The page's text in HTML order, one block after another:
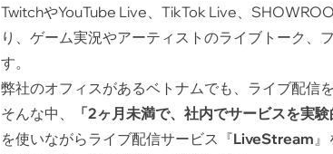
TwitchやYouTube Live、TikTok Live、
り、ゲーム実況やアーティストのライブトーク、
す。
弊社のオフィスがあるベトナムでも、ライブ配信
そんな中、
「2ヶ月未満で、社内でサービスを実験
を使いながらライブ配信サービス『LiveStream』